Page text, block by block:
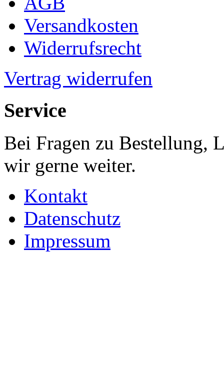
Versandkosten
Widerrufsrecht
Vertrag widerrufen
Service
Bei Fragen zu Bestellung,
wir gerne weiter.
Kontakt
Datenschutz
Impressum